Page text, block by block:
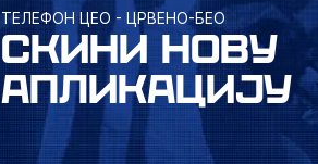
ТЕЛЕФОН ЦЕО - ЦРВЕНО-БЕО
СКИНИ НОВУ
АПЛИКАЦИЈУ